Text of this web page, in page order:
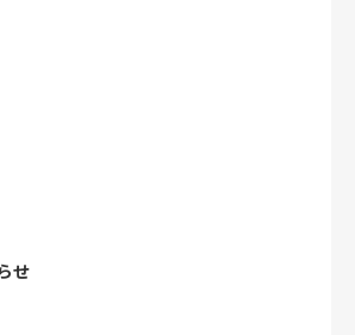
せ